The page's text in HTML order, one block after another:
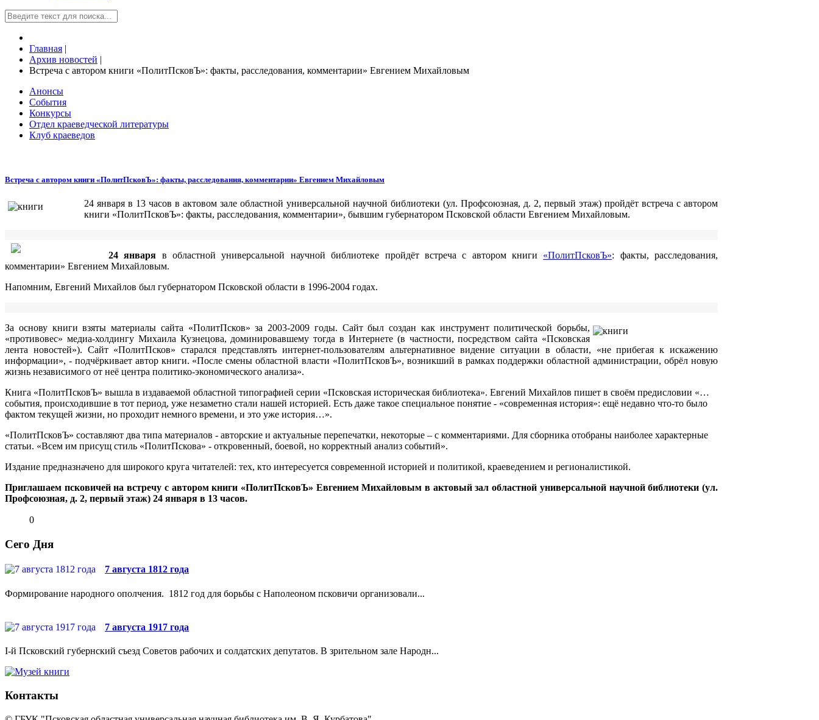
Главная |
Архив новостей |
Встреча с автором книги «ПолитПсковЪ»: факты, расследования, комментарии» Евгением Михайловым
Анонсы
События
Конкурсы
Отдел краеведческой литературы
Клуб краеведов
Встреча с автором книги «ПолитПсковЪ»: факты, расследования, комментарии» Евгением Михайловым
24 января в 13 часов в актовом зале областной универсальной научной библиотеки (ул. Профсоюзная, д. 2, первый этаж) пройдёт встреча с автором
книги «ПолитПсковЪ»: факты, расследования, комментарии», бывшим губернатором Псковской области Евгением Михайловым.
24 января в областной универсальной научной библиотеке пройдёт встреча с автором книги «ПолитПсковЪ»: факты, расследования,
комментарии» Евгением Михайловым.
Напомним, Евгений Михайлов был губернатором Псковской области в 1996-2004 годах.
За основу книги взяты материалы сайта «ПолитПсков» за 2003-2009 годы. Сайт был создан как инструмент политической борьбы,
«противовес» медиа-холдингу Михаила Кузнецова, доминировавшему тогда в Интернете (в частности, посредством сайта «Псковская
лента новостей»). Сайт «ПолитПсков» старался представлять интернет-пользователям альтернативное видение ситуации в области, «не прибегая к искажению
информации», - подчёркивает автор книги. «После смены областной власти «ПолитПсковЪ», возникший в рамках поддержки областной администрации, обрёл новую
жизнь независимого от неё центра политико-экономического анализа».
Книга «ПолитПсковЪ» вышла в издаваемой областной типографией серии «Псковская историческая библиотека». Евгений Михайлов пишет в своём предисловии «…
события, происходившие в тот период, уже незаметно стали нашей историей. Есть даже такое специальное понятие - «современная история»: ещё недавно что-то было
фактом текущей жизни, но проходит немного времени, и это уже история…».
«ПолитПсковЪ» составляют два типа материалов - авторские и актуальные перепечатки, некоторые – с комментариями. Для сборника отобраны наиболее характерные
статьи. «Всем им присущ стиль «ПолитПскова» - откровенный, боевой, но корректный анализ событий».
Издание предназначено для широкого круга читателей: тех, кто интересуется современной историей и политикой, краеведением и регионалистикой.
Приглашаем псковичей на встречу с автором книги «ПолитПсковЪ» Евгением Михайловым в актовый зал областной универсальной научной библиотеки (ул.
Профсоюзная, д. 2, первый этаж) 24 января в 13 часов.
0
Сего Дня
7 августа 1812 года
Формирование народного ополчения. 1812 год для борьбы с Наполеоном псковичи организовали...
7 августа 1917 года
I-й Псковский губернский съезд Советов рабочих и солдатских депутатов. В зрительном зале Народн...
Контакты